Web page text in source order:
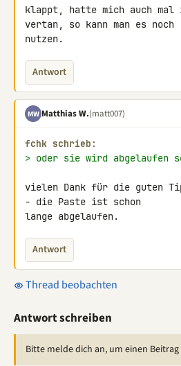
klappt, hatte mich auch
vertan, so kann man es noch
nutzen.
Antwort
MW Matthias W.(matt007)
fchk schrieb:
> oder sie wird abgelaufen
vielen Dank für die guten
- die Paste ist schon
lange abgelaufen.
Antwort
Thread beobachten
Antwort schreiben
Bitte melde dich an, um einen